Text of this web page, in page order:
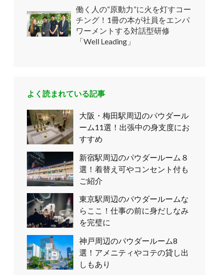
働く人の“原動力”に火を灯すコー
チング！1冊の本が社員をエンパ
ワーメントする対話型研修
「Well Leading」
よく読まれている記事
大阪・梅田駅周辺のパウダール
ーム11選！出張中の身支度にお
すすめ
新宿駅周辺のパウダールーム８
選！着替え可やコンセント付も
ご紹介
東京駅周辺のパウダールームな
らここ！仕事の前に身だしなみ
を完璧に
神戸周辺のパウダールーム8
選！アメニティやコテの貸し出
しもあり